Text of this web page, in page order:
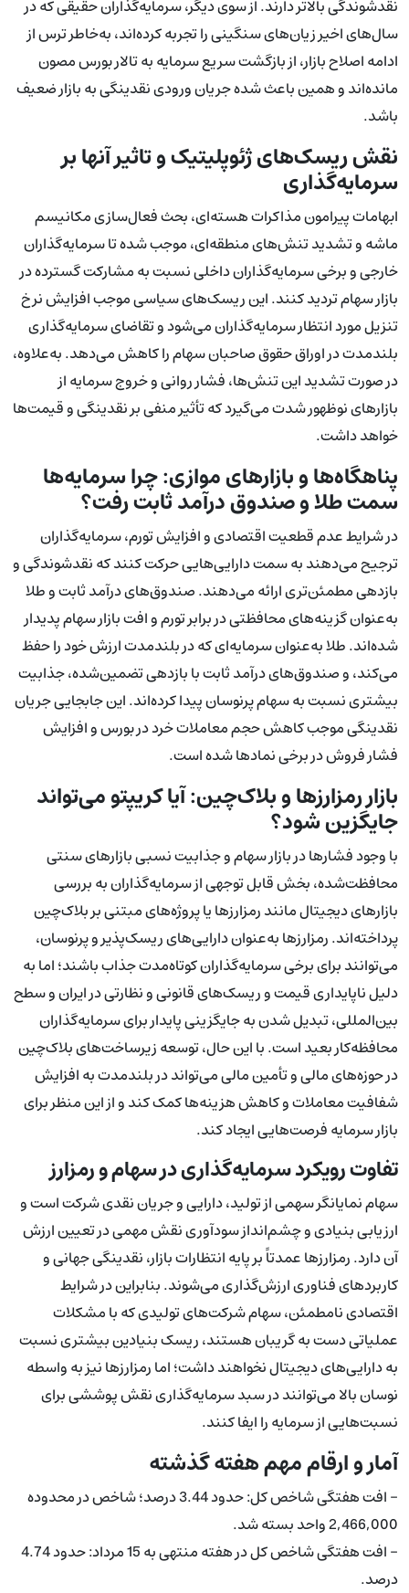
نقدشوندگی بالاتر دارند. از سوی دیگر، سرمایه‌گذاران حقیقی که در
سال‌های اخیر زیان‌های سنگینی را تجربه کرده‌اند، به‌خاطر ترس از
ادامه اصلاح بازار، از بازگشت سریع سرمایه به تالار بورس مصون
مانده‌اند و همین باعث شده جریان ورودی نقدینگی به بازار ضعیف
باشد.
نقش ریسک‌های ژئوپلیتیک و تاثیر آنها بر
سرمایه‌گذاری
ابهامات پیرامون مذاکرات هسته‌ای، بحث فعال‌سازی مکانیسم
ماشه و تشدید تنش‌های منطقه‌ای، موجب شده تا سرمایه‌گذاران
خارجی و برخی سرمایه‌گذاران داخلی نسبت به مشارکت گسترده در
بازار سهام تردید کنند. این ریسک‌های سیاسی موجب افزایش نرخ
تنزیل مورد انتظار سرمایه‌گذاران می‌شود و تقاضای سرمایه‌گذاری
بلندمدت در اوراق حقوق صاحبان سهام را کاهش می‌دهد. به‌علاوه،
در صورت تشدید این تنش‌ها، فشار روانی و خروج سرمایه از
بازارهای نوظهور شدت می‌گیرد که تأثیر منفی بر نقدینگی و قیمت‌ها
خواهد داشت.
پناهگاه‌ها و بازارهای موازی: چرا سرمایه‌ها
سمت طلا و صندوق درآمد ثابت رفت؟
در شرایط عدم قطعیت اقتصادی و افزایش تورم، سرمایه‌گذاران
ترجیح می‌دهند به سمت دارایی‌هایی حرکت کنند که نقدشوندگی و
بازدهی مطمئن‌تری ارائه می‌دهند. صندوق‌های درآمد ثابت و طلا
به‌عنوان گزینه‌های محافظتی در برابر تورم و افت بازار سهام پدیدار
شده‌اند. طلا به‌عنوان سرمایه‌ای که در بلندمدت ارزش خود را حفظ
می‌کند، و صندوق‌های درآمد ثابت با بازدهی تضمین‌شده، جذابیت
بیشتری نسبت به سهام پرنوسان پیدا کرده‌اند. این جابجایی جریان
نقدینگی موجب کاهش حجم معاملات خرد در بورس و افزایش
فشار فروش در برخی نمادها شده است.
بازار رمزارزها و بلاک‌چین: آیا کریپتو می‌تواند
جایگزین شود؟
با وجود فشارها در بازار سهام و جذابیت نسبی بازارهای سنتی
محافظت‌شده، بخش قابل توجهی از سرمایه‌گذاران به بررسی
بازارهای دیجیتال مانند رمزارزها یا پروژه‌های مبتنی بر بلاک‌چین
پرداخته‌اند. رمزارزها به‌عنوان دارایی‌های ریسک‌پذیر و پرنوسان،
می‌توانند برای برخی سرمایه‌گذاران کوتاه‌مدت جذاب باشند؛ اما به
دلیل ناپایداری قیمت و ریسک‌های قانونی و نظارتی در ایران و سطح
بین‌المللی، تبدیل شدن به جایگزینی پایدار برای سرمایه‌گذاران
محافظه‌کار بعید است. با این حال، توسعه زیرساخت‌های بلاک‌چین
در حوزه‌های مالی و تأمین مالی می‌تواند در بلندمدت به افزایش
شفافیت معاملات و کاهش هزینه‌ها کمک کند و از این منظر برای
بازار سرمایه فرصت‌هایی ایجاد کند.
تفاوت رویکرد سرمایه‌گذاری در سهام و رمزارز
سهام نمایانگر سهمی از تولید، دارایی و جریان نقدی شرکت است و
ارزیابی بنیادی و چشم‌انداز سودآوری نقش مهمی در تعیین ارزش
آن دارد. رمزارزها عمدتاً بر پایه انتظارات بازار، نقدینگی جهانی و
کاربردهای فناوری ارزش‌گذاری می‌شوند. بنابراین در شرایط
اقتصادی نامطمئن، سهام شرکت‌های تولیدی که با مشکلات
عملیاتی دست به گریبان هستند، ریسک بنیادین بیشتری نسبت
به دارایی‌های دیجیتال نخواهند داشت؛ اما رمزارزها نیز به واسطه
نوسان بالا می‌توانند در سبد سرمایه‌گذاری نقش پوششی برای
نسبت‌هایی از سرمایه را ایفا کنند.
آمار و ارقام مهم هفته گذشته
- افت هفتگی شاخص کل: حدود 3.44 درصد؛ شاخص در محدوده
2,466,000 واحد بسته شد.
- افت هفتگی شاخص کل در هفته منتهی به 15 مرداد: حدود 4.74
درصد.